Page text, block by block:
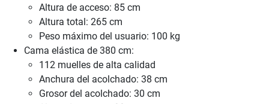
Altura de acceso: 85 cm
Altura total: 265 cm
Peso máximo del usuario: 100 kg
Cama elástica de 380 cm:
112 muelles de alta calidad
Anchura del acolchado: 38 cm
Grosor del acolchado: 30 cm